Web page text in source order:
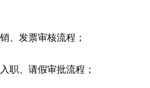
、发票审核流程；​
职、请假审批流程；​